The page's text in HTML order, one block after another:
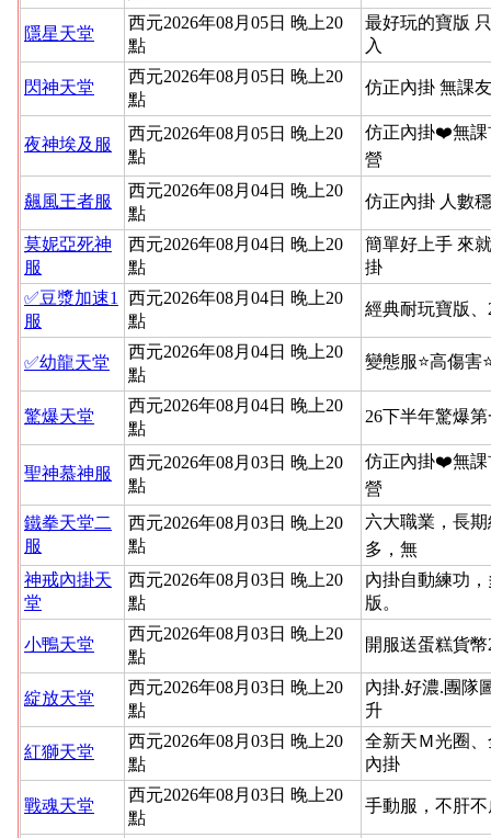
隱星天堂
西元2026年08月05日 晚上20
點
最好玩的寶版
入
閃神天堂
西元2026年08月05日 晚上20
點
仿正內掛 無課
夜神埃及服
西元2026年08月05日 晚上20
點
仿正內掛❤️無
營
飆風王者服
西元2026年08月04日 晚上20
點
仿正內掛 人數
莫妮亞死神
服
西元2026年08月04日 晚上20
點
簡單好上手 來
掛
✅豆漿加速1
服
西元2026年08月04日 晚上20
點
經典耐玩寶版
✅幼龍天堂
西元2026年08月04日 晚上20
點
變態服⭐高傷害
驚爆天堂
西元2026年08月04日 晚上20
點
26下半年驚爆
聖神慕神服
西元2026年08月03日 晚上20
點
仿正內掛❤️無
營
鐵拳天堂二
服
西元2026年08月03日 晚上20
點
六大職業，長
多，無
神戒內掛天
堂
西元2026年08月03日 晚上20
點
內掛自動練功
版。
小鴨天堂
西元2026年08月03日 晚上20
點
開服送蛋糕貨
綻放天堂
西元2026年08月03日 晚上20
點
內掛.好濃.團隊
升
紅獅天堂
西元2026年08月03日 晚上20
點
全新天Ｍ光圈
內掛
戰魂天堂
西元2026年08月03日 晚上20
點
手動服，不肝